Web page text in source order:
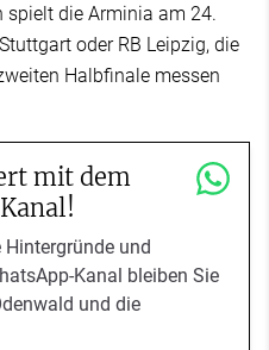
spielt die Arminia am 24.
oder RB Leipzig, die
Halbfinale messen
mit dem
Hintergründe und
Kanal bleiben Sie
und die